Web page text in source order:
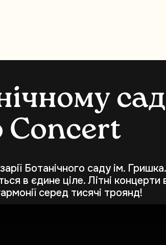
ічному сад
Concert
Ботанічного саду ім. Гришка.
в єдине ціле. Літні концерти
серед тисячі троянд!